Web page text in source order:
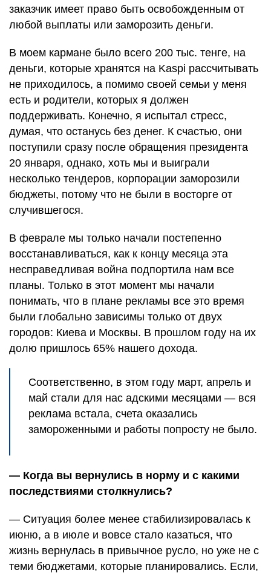
заказчик имеет право быть освобожденным от
любой выплаты или заморозить деньги.
В моем кармане было всего 200 тыс. тенге, на
деньги, которые хранятся на Kaspi рассчитывать
не приходилось, а помимо своей семьи у меня
есть и родители, которых я должен
поддерживать. Конечно, я испытал стресс,
думая, что останусь без денег. К счастью, они
поступили сразу после обращения президента
20 января, однако, хоть мы и выиграли
несколько тендеров, корпорации заморозили
бюджеты, потому что не были в восторге от
случившегося.
В феврале мы только начали постепенно
восстанавливаться, как к концу месяца эта
несправедливая война подпортила нам все
планы. Только в этот момент мы начали
понимать, что в плане рекламы все это время
были глобально зависимы только от двух
городов: Киева и Москвы. В прошлом году на их
долю пришлось 65% нашего дохода.
Соответственно, в этом году март, апрель и
май стали для нас адскими месяцами — вся
реклама встала, счета оказались
замороженными и работы попросту не было.
— Когда вы вернулись в норму и с какими
последствиями столкнулись?
— Ситуация более менее стабилизировалась к
июню, а в июле и вовсе стало казаться, что
жизнь вернулась в привычное русло, но уже не с
теми бюджетами, которые планировались. Если,